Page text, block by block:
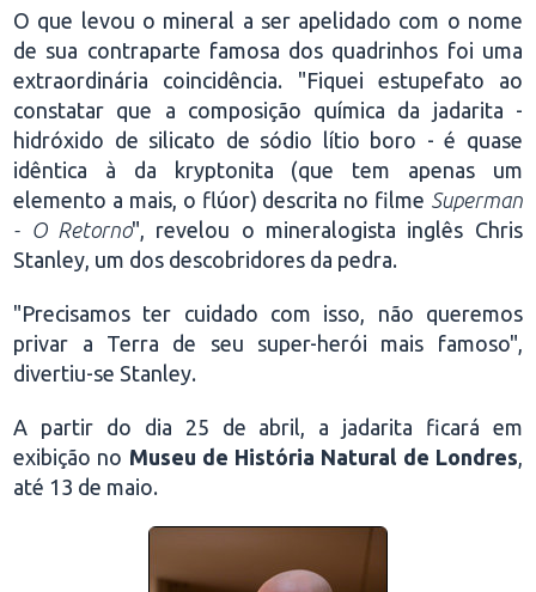
O que levou o mineral a ser apelidado com o nome
de sua contraparte famosa dos quadrinhos foi uma
extraordinária coincidência. "Fiquei estupefato ao
constatar que a composição química da jadarita -
hidróxido de silicato de sódio lítio boro - é quase
idêntica à da kryptonita (que tem apenas um
elemento a mais, o flúor) descrita no filme Superman
- O Retorno", revelou o mineralogista inglês Chris
Stanley, um dos descobridores da pedra.
"Precisamos ter cuidado com isso, não queremos
privar a Terra de seu super-herói mais famoso",
divertiu-se Stanley.
A partir do dia 25 de abril, a jadarita ficará em
exibição no Museu de História Natural de Londres,
até 13 de maio.